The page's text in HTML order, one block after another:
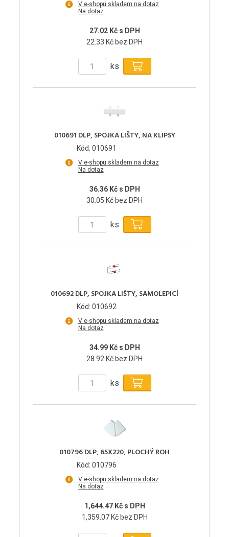
V e-shopu skladem na dotaz
Na dotaz
27.02 Kč s DPH
22.33 Kč bez DPH
ks
010691 DLP, SPOJKA LIŠTY, NA KLIPSY
Kód: 010691
V e-shopu skladem na dotaz
Na dotaz
36.36 Kč s DPH
30.05 Kč bez DPH
ks
010692 DLP, SPOJKA LIŠTY, SAMOLEPICÍ
Kód: 010692
V e-shopu skladem na dotaz
Na dotaz
34.99 Kč s DPH
28.92 Kč bez DPH
ks
010796 DLP, 65X220, PLOCHÝ ROH
Kód: 010796
V e-shopu skladem na dotaz
Na dotaz
1,644.47 Kč s DPH
1,359.07 Kč bez DPH